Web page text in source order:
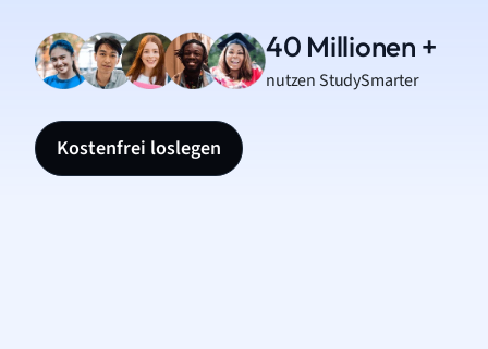
40 Millionen +
nutzen StudySmarter
Kostenfrei loslegen